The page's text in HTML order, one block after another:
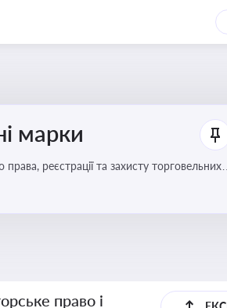
марки
реєстрації та захисту торговельних
сфері
право і